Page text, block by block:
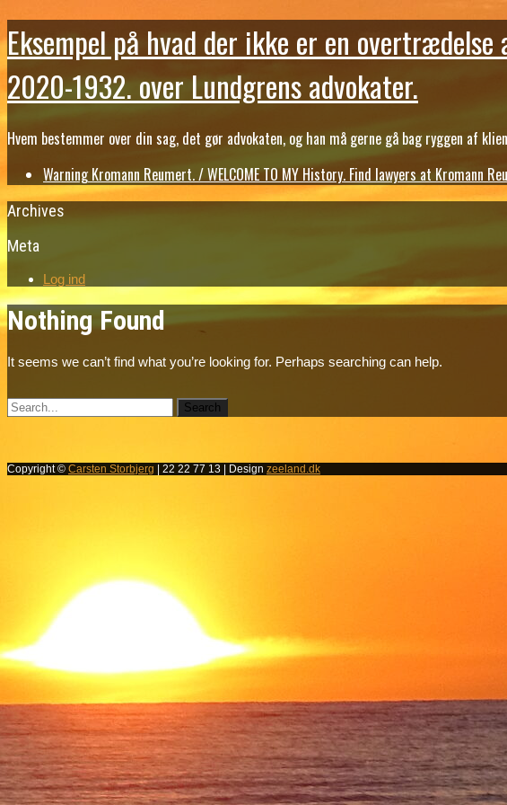
Eksempel på hvad der ikke er en
2020-1932. over Lundgrens advokater.
Hvem bestemmer over din sag, det gør advokaten, og han må gerne gå bag ryggen af
Warning Kromann Reumert. / WELCOME TO MY History. Find lawyers at
Archives
Meta
Log ind
Nothing Found
It seems we can’t find what you’re looking for. Perhaps searching can help.
Copyright © Carsten Storbjerg | 22 22 77 13 | Design zeeland.dk